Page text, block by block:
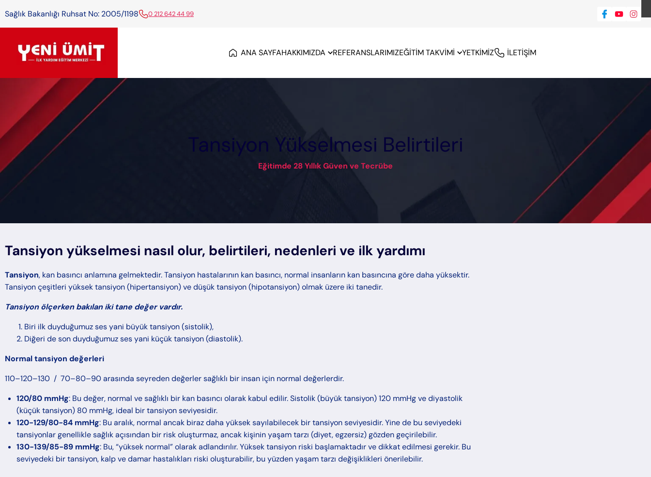
Sağlık Bakanlığı Ruhsat No: 2005/1198 0 212 642 44 99
ANA SAYFAHAKKIMIZDA REFERANSLARIMIZEĞİTİM TAKVİMİ YETKİMİZ İLETİŞİM
Tansiyon Yükselmesi Belirtileri
Eğitimde 28 Yıllık Güven ve Tecrübe
Tansiyon yükselmesi nasıl olur, belirtileri, nedenleri ve ilk yardımı
Tansiyon, kan basıncı anlamına gelmektedir. Tansiyon hastalarının kan basıncı, normal insanların kan basıncına göre daha yüksektir.
Tansiyon çeşitleri yüksek tansiyon (hipertansiyon) ve düşük tansiyon (hipotansiyon) olmak üzere iki tanedir.
Tansiyon ölçerken bakılan iki tane değer vardır.
Biri ilk duyduğumuz ses yani büyük tansiyon (sistolik),
Diğeri de son duyduğumuz ses yani küçük tansiyon (diastolik).
Normal tansiyon değerleri
110–120–130 / 70–80–90 arasında seyreden değerler sağlıklı bir insan için normal değerlerdir.
120/80 mmHg: Bu değer, normal ve sağlıklı bir kan basıncı olarak kabul edilir. Sistolik (büyük tansiyon) 120 mmHg ve diyastolik
(küçük tansiyon) 80 mmHg, ideal bir tansiyon seviyesidir.
120-129/80-84 mmHg: Bu aralık, normal ancak biraz daha yüksek sayılabilecek bir tansiyon seviyesidir. Yine de bu seviyedeki
tansiyonlar genellikle sağlık açısından bir risk oluşturmaz, ancak kişinin yaşam tarzı (diyet, egzersiz) gözden geçirilebilir.
130-139/85-89 mmHg: Bu, “yüksek normal” olarak adlandırılır. Yüksek tansiyon riski başlamaktadır ve dikkat edilmesi gerekir. Bu
seviyedeki bir tansiyon, kalp ve damar hastalıkları riski oluşturabilir, bu yüzden yaşam tarzı değişiklikleri önerilebilir.